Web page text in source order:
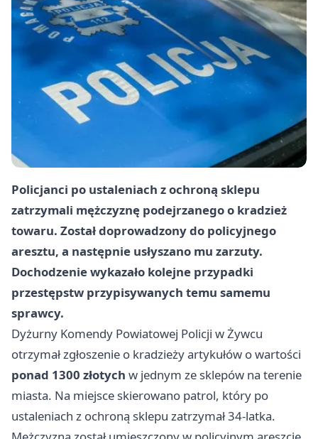
Policjanci po ustaleniach z ochroną sklepu
zatrzymali mężczyznę podejrzanego o kradzież
towaru. Został doprowadzony do policyjnego
aresztu, a następnie usłyszano mu zarzuty.
Dochodzenie wykazało kolejne przypadki
przestępstw przypisywanych temu samemu
sprawcy.
Dyżurny Komendy Powiatowej Policji w Żywcu
otrzymał zgłoszenie o kradzieży artykułów o wartości
ponad 1300 złotych w jednym ze sklepów na terenie
miasta. Na miejsce skierowano patrol, który po
ustaleniach z ochroną sklepu zatrzymał 34-latka.